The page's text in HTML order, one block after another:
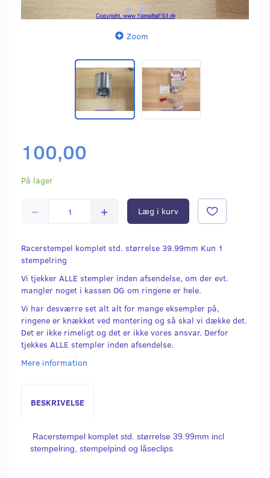
Zoom
100,00
På lager
Læg i kurv
Racerstempel komplet std. størrelse 39.99mm Kun 1
stempelring
Vi tjekker ALLE stempler inden afsendelse, om der evt.
mangler noget i kassen OG om ringene er hele.
Vi har desværre set alt alt for mange eksempler på,
ringene er knækket ved montering og så skal vi dække det.
Det er ikke rimeligt og det er ikke vores ansvar. Derfor
tjekkes ALLE stempler inden afsendelse.
Mere information
BESKRIVELSE
Racerstempel komplet std. størrelse 39.99mm incl
stempelring, stempelpind og låseclips